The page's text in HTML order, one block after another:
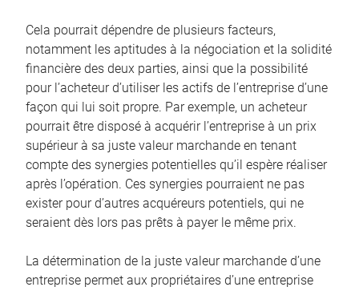
Cela pourrait dépendre de plusieurs facteurs,
notamment les aptitudes à la négociation et la solidité
financière des deux parties, ainsi que la possibilité
pour l’acheteur d’utiliser les actifs de l’entreprise d’une
façon qui lui soit propre. Par exemple, un acheteur
pourrait être disposé à acquérir l’entreprise à un prix
supérieur à sa juste valeur marchande en tenant
compte des synergies potentielles qu’il espère réaliser
après l’opération. Ces synergies pourraient ne pas
exister pour d’autres acquéreurs potentiels, qui ne
seraient dès lors pas prêts à payer le même prix.
La détermination de la juste valeur marchande d’une
entreprise permet aux propriétaires d’une entreprise